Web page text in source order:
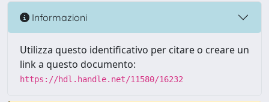
Informazioni
Utilizza questo identificativo per citare o creare un
link a questo documento:
https://hdl.handle.net/11580/16232